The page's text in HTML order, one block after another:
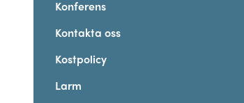
Konferens
Kontakta oss
Kostpolicy
Larm